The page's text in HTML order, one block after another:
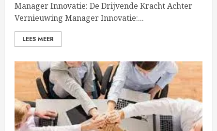
Manager Innovatie: De Drijvende Kracht Achter
Vernieuwing Manager Innovatie:...
LEES MEER